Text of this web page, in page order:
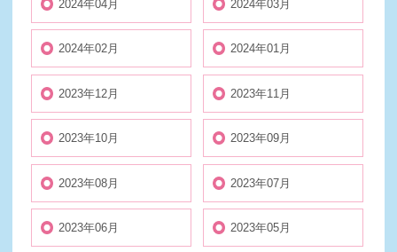
2024年04月 2024年03月
2024年02月 2024年01月
2023年12月 2023年11月
2023年10月 2023年09月
2023年08月 2023年07月
2023年06月 2023年05月